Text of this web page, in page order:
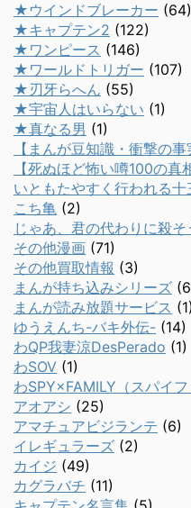
★ウインドブレーカー (64)
★キャプテン2 (122)
★ワンピース (146)
★ワールドトリガー (107)
★刃牙らへん (55)
★宇宙人はいらない (1)
★真なる男 (1)
【まんが豆知識・衝撃の事
【死ぬほど怖い噂100の真
いともたやすく行われる
こち亀 (2)
じゃあ、君の代わりに殺そ
その他漫画 (71)
その他買取情報 (3)
まんが持ち込みシリーズ
まんが読み放題サービス (1)
ゆうえんち-バキ外伝- (14)
わQP我妻涼DesPerado (1)
わSOV (1)
わSPY×FAMILY（スパイフ
アオアシ (25)
アマチュアビジランテ (6)
イレギュラーズ (2)
カイジ (49)
カグラバチ (11)